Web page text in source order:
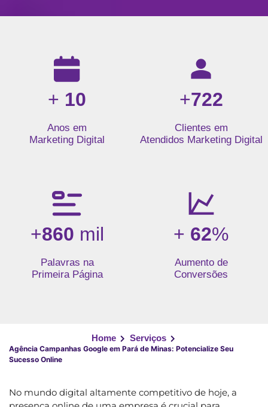
Resultados da nossa agência de marketing digital: mais
+ 10
Anos em
Marketing Digital
+722
Clientes em
Atendidos Marketing Digital
+860 mil
Palavras na
Primeira Página
+ 62%
Aumento de
Conversões
Home Serviços
Agência Campanhas Google em Pará de Minas: Potencialize Seu
Sucesso Online
No mundo digital altamente competitivo de hoje, a